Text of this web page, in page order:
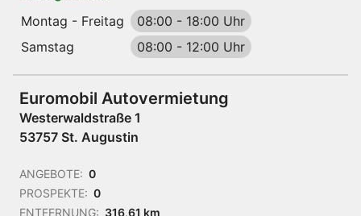
Montag - Freitag
08:00 - 18:00 Uhr
Samstag
08:00 - 12:00 Uhr
Euromobil Autovermietung
Westerwaldstraße 1
53757 St. Augustin
ANGEBOTE: 0
PROSPEKTE: 0
ENTFERNUNG: 316,61 km